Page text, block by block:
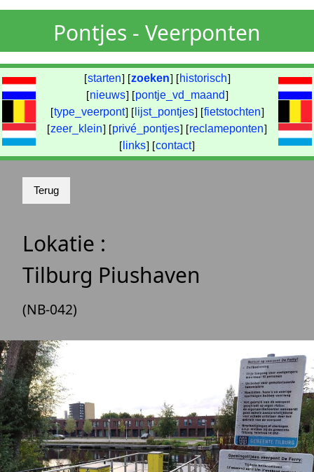
Pontjes - Veerponten
[starten] [zoeken] [ historisch]
[nieuws] [pontje_vd_maand]
[type_veerpont] [ lijst_pontjes] [fietstochten]
[zeer_klein] [privé_pontjes] [reclameponten]
[ links] [contact]
Lokatie :
Tilburg Piushaven
(NB-042)